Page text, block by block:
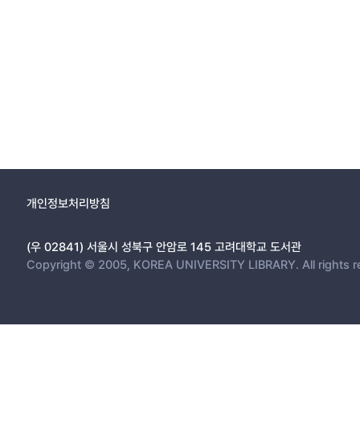
개인정보처리방침
(우 02841) 서울시 성북구 안암로 145 고려대학교 도서관
Copyright © 2005, KOREA UNIVERSITY LIBRARY. All rights